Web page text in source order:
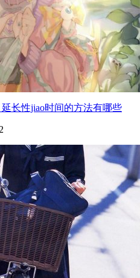
长性jiao时间的方法有哪些